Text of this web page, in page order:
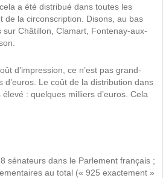
a été distribué dans toutes les
de la circonscription. Disons, au bas
Châtillon, Clamart, Fontenay-aux-
d’impression, ce n’est pas grand-
d’euros. Le coût de la distribution dans
: quelques milliers d’euros. Cela
sénateurs dans le Parlement français ;
au total (« 925 exactement »